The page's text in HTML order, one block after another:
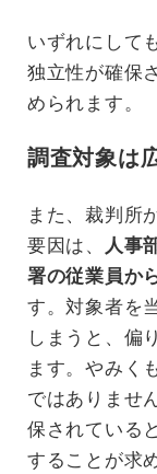
いずれにして
独立性が確保
められます。
調査対象は
また、裁判所
要因は、
人事
署の従業員か
す。対象者を
しまうと、偏
ます。やみく
ではありませ
保されている
することが求